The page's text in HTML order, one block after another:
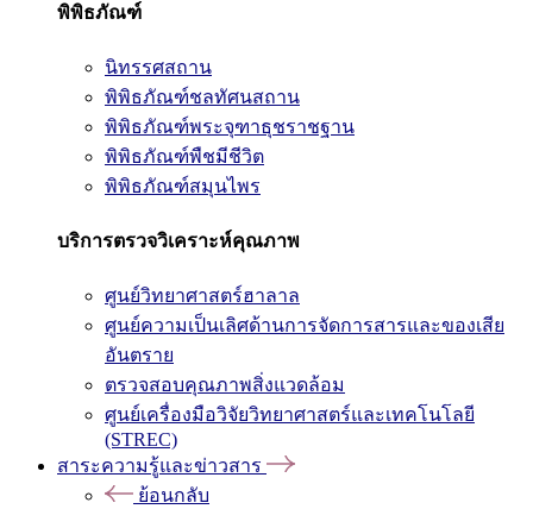
พิพิธภัณฑ์
นิทรรศสถาน
พิพิธภัณฑ์ชลทัศนสถาน
พิพิธภัณฑ์พระจุฑาธุชราชฐาน
พิพิธภัณฑ์พืชมีชีวิต
พิพิธภัณฑ์สมุนไพร
บริการตรวจวิเคราะห์คุณภาพ
ศูนย์วิทยาศาสตร์ฮาลาล
ศูนย์ความเป็นเลิศด้านการจัดการสารและของเสีย
อันตราย
ตรวจสอบคุณภาพสิ่งแวดล้อม
ศูนย์เครื่องมือวิจัยวิทยาศาสตร์และเทคโนโลยี
(STREC)
สาระความรู้และข่าวสาร
ย้อนกลับ